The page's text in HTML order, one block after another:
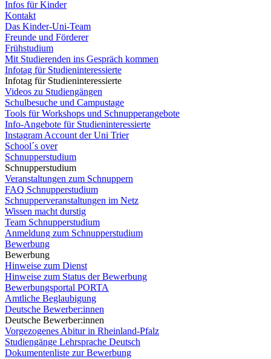
Infos für Kinder
Kontakt
Das Kinder-Uni-Team
Freunde und Förderer
Frühstudium
Mit Studierenden ins Gespräch kommen
Infotag für Studieninteressierte
Infotag für Studieninteressierte
Videos zu Studiengängen
Schulbesuche und Campustage
Tools für Workshops und Schnupperangebote
Info-Angebote für Studieninteressierte
Instagram Account der Uni Trier
School´s over
Schnupperstudium
Schnupperstudium
Veranstaltungen zum Schnuppern
FAQ Schnupperstudium
Schnupperveranstaltungen im Netz
Wissen macht durstig
Team Schnupperstudium
Anmeldung zum Schnupperstudium
Bewerbung
Bewerbung
Hinweise zum Dienst
Hinweise zum Status der Bewerbung
Bewerbungsportal PORTA
Amtliche Beglaubigung
Deutsche Bewerber:innen
Deutsche Bewerber:innen
Vorgezogenes Abitur in Rheinland-Pfalz
Studiengänge Lehrsprache Deutsch
Dokumentenliste zur Bewerbung